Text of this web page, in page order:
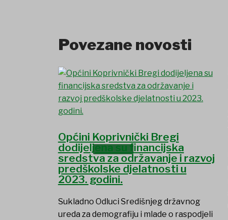
USTANOVE
Povezane novosti
Općini Koprivnički Bregi
dodijeljena su financijska
sredstva za održavanje i razvoj
predškolske djelatnosti u
2023. godini.
Sukladno Odluci Središnjeg državnog
ureda za demografiju i mlade o raspodjeli